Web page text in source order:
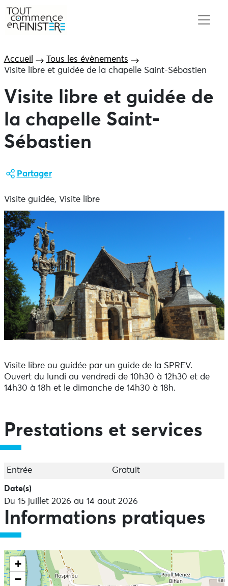
Accueil
Tous les évènements
Visite libre et guidée de la chapelle Saint-Sébastien
Visite libre et guidée de
la chapelle Saint-
Sébastien
Partager
Visite guidée, Visite libre
Visite libre ou guidée par un guide de la SPREV.
Ouvert du lundi au vendredi de 10h30 à 12h30 et de
14h30 à 18h et le dimanche de 14h30 à 18h.
Prestations et services
Entrée Gratuit
Date(s)
Du 15 juillet 2026 au 14 aout 2026
Informations pratiques
+
−